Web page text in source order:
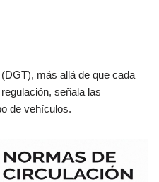
más allá de que cada
señala las
de vehículos.